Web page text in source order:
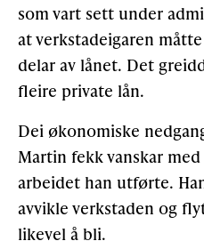
som vart sett under
at verkstadeigaren
delar av lånet. Det
fleire private lån.
Dei økonomiske
Martin fekk vanskar
arbeidet han utførte.
avvikle verkstaden og
likevel å bli.